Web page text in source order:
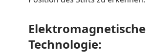
Elektromagnetische
Technologie: